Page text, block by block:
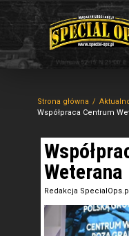
Strona główna
Współpraca Centrum
Weterana
Redakcja